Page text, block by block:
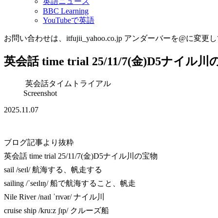
BBC Learning
YouTubeで英語
お問い合わせは、itfujii_yahoo.co.jp アンダーバーを@に変更し
英会話 time trial 25/11/7(金)D5ナイル川
英会話タイムトライアル
Screenshot
2025.11.07
ブログ記事より抜粋
英会話 time trial 25/11/7(金)D5ナイル川の宝物
sail /seɪl/ 航海する、帆走する
sailing /ˈseɪlɪŋ/ 船で航海すること、帆走
Nile River /naɪl ˈrɪvər/ ナイル川
cruise ship /kruːz ʃɪp/ クルーズ船